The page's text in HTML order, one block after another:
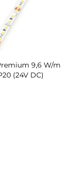
9,6 W/m
(24V DC)